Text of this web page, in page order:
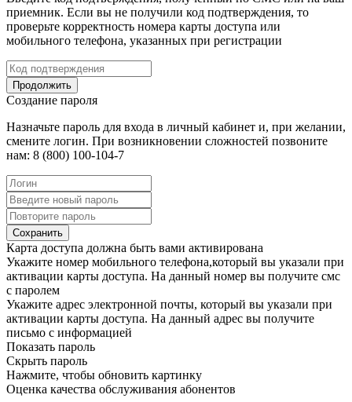
приемник. Если вы не получили код подтверждения, то
проверьте корректность номера карты доступа или
мобильного телефона, указанных при регистрации
Продолжить
Создание пароля
Назначьте пароль для входа в личный кабинет и, при желании,
смените логин. При возникновении сложностей позвоните
нам: 8 (800) 100-104-7
Сохранить
Карта доступа должна быть вами активирована
Укажите номер мобильного телефона,который вы указали при
активации карты доступа. На данный номер вы получите смс
с паролем
Укажите адрес электронной почты, который вы указали при
активации карты доступа. На данный адрес вы получите
письмо с информацией
Показать пароль
Скрыть пароль
Нажмите, чтобы обновить картинку
Оценка качества обслуживания абонентов